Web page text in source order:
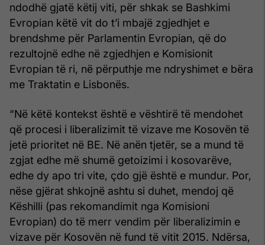
ndodhë gjatë këtij viti, për shkak se Bashkimi
Evropian këtë vit do t’i mbajë zgjedhjet e
brendshme për Parlamentin Evropian, që do
rezultojnë edhe në zgjedhjen e Komisionit
Evropian të ri, në përputhje me ndryshimet e bëra
me Traktatin e Lisbonës.
“Në këtë kontekst është e vështirë të mendohet
që procesi i liberalizimit të vizave me Kosovën të
jetë prioritet në BE. Në anën tjetër, se a mund të
zgjat edhe më shumë getoizimi i kosovarëve,
edhe dy apo tri vite, çdo gjë është e mundur. Por,
nëse gjërat shkojnë ashtu si duhet, mendoj që
Këshilli (pas rekomandimit nga Komisioni
Evropian) do të merr vendim për liberalizimin e
vizave për Kosovën në fund të vitit 2015. Ndërsa,